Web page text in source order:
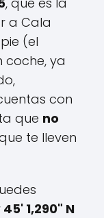
a Cala
(el
ya
con
que no
te lleven
45' 1,290" N